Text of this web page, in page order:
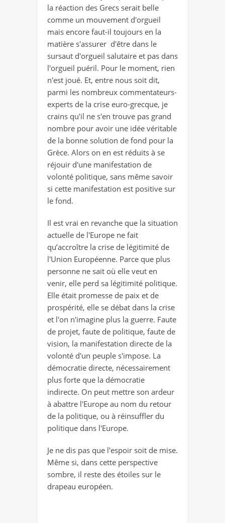
la réaction des Grecs serait belle
comme un mouvement d'orgueil
mais encore faut-il toujours en la
matière s'assurer d'être dans le
sursaut d'orgueil salutaire et pas dans
l'orgueil puéril. Pour le moment, rien
n'est joué. Et, entre nous soit dit,
parmi les nombreux commentateurs-
experts de la crise euro-grecque, je
crains qu'il ne s'en trouve pas grand
nombre pour avoir une idée véritable
de la bonne solution de fond pour la
Grèce. Alors on en est réduits à se
réjouir d'une manifestation de
volonté politique, sans même savoir
si cette manifestation est positive sur
le fond.
Il est vrai en revanche que la situation
actuelle de l'Europe ne fait
qu’accroître la crise de légitimité de
l'Union Européenne. Parce que plus
personne ne sait où elle veut en
venir, elle perd sa légitimité politique.
Elle était promesse de paix et de
prospérité, elle se débat dans la crise
et l'on n'imagine plus la guerre. Faute
de projet, faute de politique, faute de
vision, la manifestation directe de la
volonté d'un peuple s'impose. La
démocratie directe, nécessairement
plus forte que la démocratie
indirecte. On peut mettre son ardeur
à abattre l'Europe au nom du retour
de la politique, ou à réinsuffler du
politique dans l'Europe.
Je ne dis pas que l'espoir soit de mise.
Même si, dans cette perspective
sombre, il reste des étoiles sur le
drapeau européen.